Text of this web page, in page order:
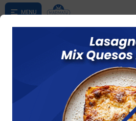
según su zona

Naranja Light 3l Dairyco